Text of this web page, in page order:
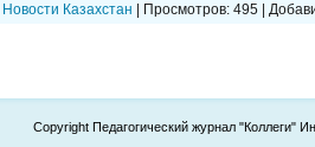
Новости Казахстан Просмотров: 495
Copyright Педагогический журнал "Коллеги"